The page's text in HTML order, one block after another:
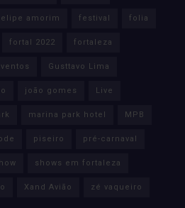
amorim festival folia
fortal 2022 fortaleza
Gusttavo Lima
joão gomes Live
marina park hotel MPB
piseiro pré-carnaval
shows em fortaleza
Xand Avião zé vaqueiro